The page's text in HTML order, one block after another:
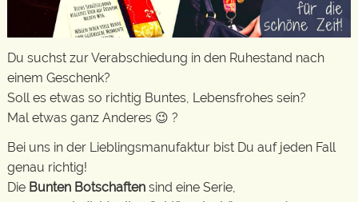
Du suchst zur Verabschiedung in den Ruhestand nach
einem Geschenk?
Soll es etwas so richtig Buntes, Lebensfrohes sein?
Mal etwas ganz Anderes 😉 ?
Bei uns in der Lieblingsmanufaktur bist Du auf jeden Fall
genau richtig!
Die Bunten Botschaften sind eine Serie,